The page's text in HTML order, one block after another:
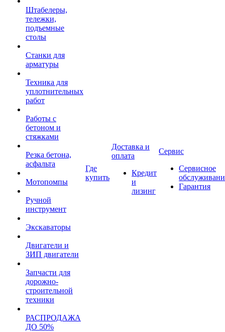
Штабелеры,
тележки,
подъемные
столы
Станки для
арматуры
Техника для
уплотнительных
работ
Работы с
бетоном и
стяжками
Резка бетона,
асфальта
Мотопомпы
Ручной
инструмент
Экскаваторы
Двигатели и
ЗИП двигатели
Запчасти для
дорожно-
строительной
техники
РАСПРОДАЖА
ДО 50%
Где
купить
Доставка и
оплата
Кредит
и
лизинг
Сервис
Сервисное
Гарантия